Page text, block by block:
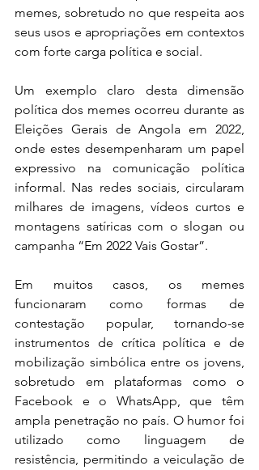
memes, sobretudo no que respeita aos
seus usos e apropriações em contextos
com forte carga política e social.
Um exemplo claro desta dimensão
política dos memes ocorreu durante as
Eleições Gerais de Angola em 2022,
onde estes desempenharam um papel
expressivo na comunicação política
informal. Nas redes sociais, circularam
milhares de imagens, vídeos curtos e
montagens satíricas com o slogan ou
campanha “Em 2022 Vais Gostar”.
Em muitos casos, os memes
funcionaram como formas de
contestação popular, tornando-se
instrumentos de crítica política e de
mobilização simbólica entre os jovens,
sobretudo em plataformas como o
Facebook e o WhatsApp, que têm
ampla penetração no país. O humor foi
utilizado como linguagem de
resistência, permitindo a veiculação de